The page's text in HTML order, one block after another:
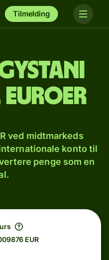
Tilmelding
euroer
ved midtmarkeds
konto til
penge som en
EUR